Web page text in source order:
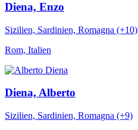
Diena, Enzo
Sizilien, Sardinien, Romagna (+10)
Rom, Italien
Diena, Alberto
Sizilien, Sardinien, Romagna (+9)